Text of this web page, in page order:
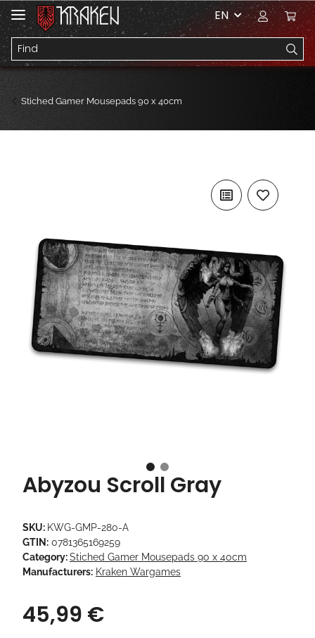
EN
Stiched Gamer Mousepads 90 x 40cm
Abyzou Scroll Gray
SKU: KWG-GMP-280-A
GTIN: 0781365169259
Category:Stiched Gamer Mousepads 90 x 40cm
Manufacturers: Kraken Wargames
45,99 €